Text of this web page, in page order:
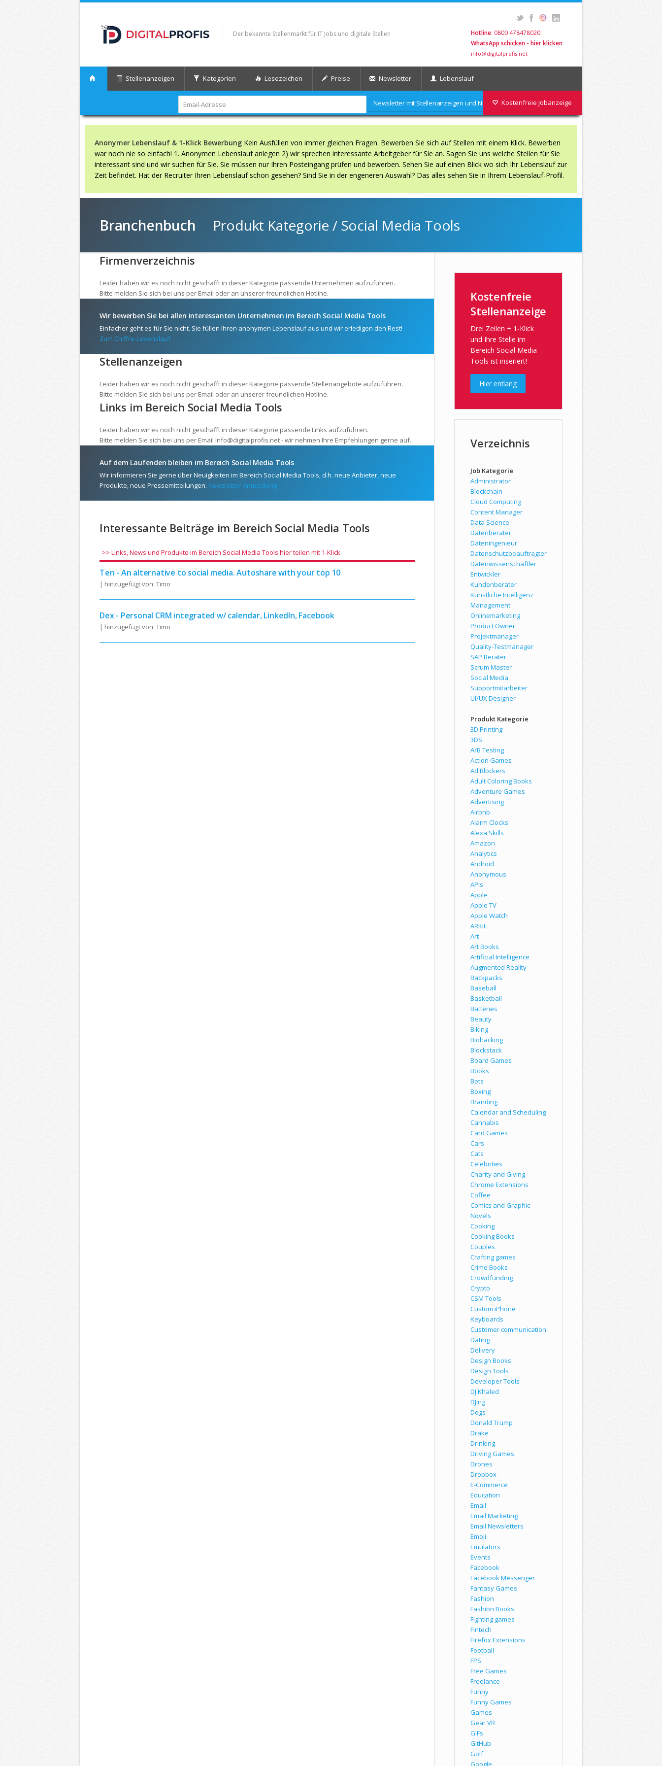
Der bekannte Stellenmarkt für IT Jobs und digitale Stellen Hotline: 0800 478478020
WhatsApp schicken - hier klicken
info@digitalprofis.net
Stellenanzeigen Kategorien Lesezeichen Preise Newsletter Lebenslauf
Kostenfreie Jobanzeige
Newsletter mit Stellenanzeigen und News abonieren
Anonymer Lebenslauf & 1-Klick Bewerbung Kein Ausfüllen von immer gleichen Fragen. Bewerben Sie sich auf Stellen mit einem Klick. Bewerben
war noch nie so einfach! 1. Anonymen Lebenslauf anlegen 2) wir sprechen interessante Arbeitgeber für Sie an. Sagen Sie uns welche Stellen für Sie
interessant sind und wir suchen für Sie. Sie müssen nur Ihren Posteingang prüfen und bewerben. Sehen Sie auf einen Blick wo sich Ihr Lebenslauf zur
Zeit befindet. Hat der Recruiter Ihren Lebenslauf schon gesehen? Sind Sie in der engeneren Auswahl? Das alles sehen Sie in Ihrem Lebenslauf-Profil.
Branchenbuch Produkt Kategorie / Social Media Tools
Firmenverzeichnis
Leider haben wir es noch nicht geschafft in dieser Kategorie passende Unternehmen aufzuführen.
Bitte melden Sie sich bei uns per Email oder an unserer freundlichen Hotline.
Wir bewerben Sie bei allen interessanten Unternehmen im Bereich Social Media Tools
Einfacher geht es für Sie nicht. Sie füllen Ihren anonymen Lebenslauf aus und wir erledigen den Rest!
Zum Chiffre-Lebenslauf
Stellenanzeigen
Leider haben wir es noch nicht geschafft in dieser Kategorie passende Stellenangebote aufzuführen.
Bitte melden Sie sich bei uns per Email oder an unserer freundlichen Hotline.
Links im Bereich Social Media Tools
Leider haben wir es noch nicht geschafft in dieser Kategorie passende Links aufzuführen.
Bitte melden Sie sich bei uns per Email info@digitalprofis.net - wir nehmen Ihre Empfehlungen gerne auf.
Auf dem Laufenden bleiben im Bereich Social Media Tools
Wir informieren Sie gerne über Neuigkeiten im Bereich Social Media Tools, d.h. neue Anbieter, neue
Produkte, neue Pressemitteilungen. Newsletter-Anmeldung
Interessante Beiträge im Bereich Social Media Tools
>> Links, News und Produkte im Bereich Social Media Tools hier teilen mit 1-Klick
Ten - An alternative to social media. Autoshare with your top 10
| hinzugefügt von: Timo
Dex - Personal CRM integrated w/ calendar, LinkedIn, Facebook
| hinzugefügt von: Timo
Kostenfreie
Stellenanzeige
Drei Zeilen + 1-Klick
und Ihre Stelle im
Bereich Social Media
Tools ist inseriert!
Hier entlang
Verzeichnis
Job Kategorie
Administrator
Blockchain
Cloud Computing
Content Manager
Data Science
Datenberater
Dateningenieur
Datenschutzbeauftragter
Datenwissenschaftler
Entwickler
Kundenberater
Künstliche Intelligenz
Management
Onlinemarketing
Product Owner
Projektmanager
Quality-Testmanager
SAP Berater
Scrum Master
Social Media
Supportmitarbeiter
UI/UX Designer
Produkt Kategorie
3D Printing
3DS
A/B Testing
Action Games
Ad Blockers
Adult Coloring Books
Adventure Games
Advertising
Airbnb
Alarm Clocks
Alexa Skills
Amazon
Analytics
Android
Anonymous
APIs
Apple
Apple TV
Apple Watch
ARKit
Art
Art Books
Artificial Intelligence
Augmented Reality
Backpacks
Baseball
Basketball
Batteries
Beauty
Biking
Biohacking
Blockstack
Board Games
Books
Bots
Boxing
Branding
Calendar and Scheduling
Cannabis
Card Games
Cars
Cats
Celebrities
Charity and Giving
Chrome Extensions
Coffee
Comics and Graphic
Novels
Cooking
Cooking Books
Couples
Crafting games
Crime Books
Crowdfunding
Crypto
CSM Tools
Custom iPhone
Keyboards
Customer communication
Dating
Delivery
Design Books
Design Tools
Developer Tools
DJ Khaled
DJing
Dogs
Donald Trump
Drake
Drinking
Driving Games
Drones
Dropbox
E-Commerce
Education
Email
Email Marketing
Email Newsletters
Emoji
Emulators
Events
Facebook
Facebook Messenger
Fantasy Games
Fashion
Fashion Books
Fighting games
Fintech
Firefox Extensions
Football
FPS
Free Games
Freelance
Funny
Funny Games
Games
Gear VR
GIFs
GitHub
Golf
Google